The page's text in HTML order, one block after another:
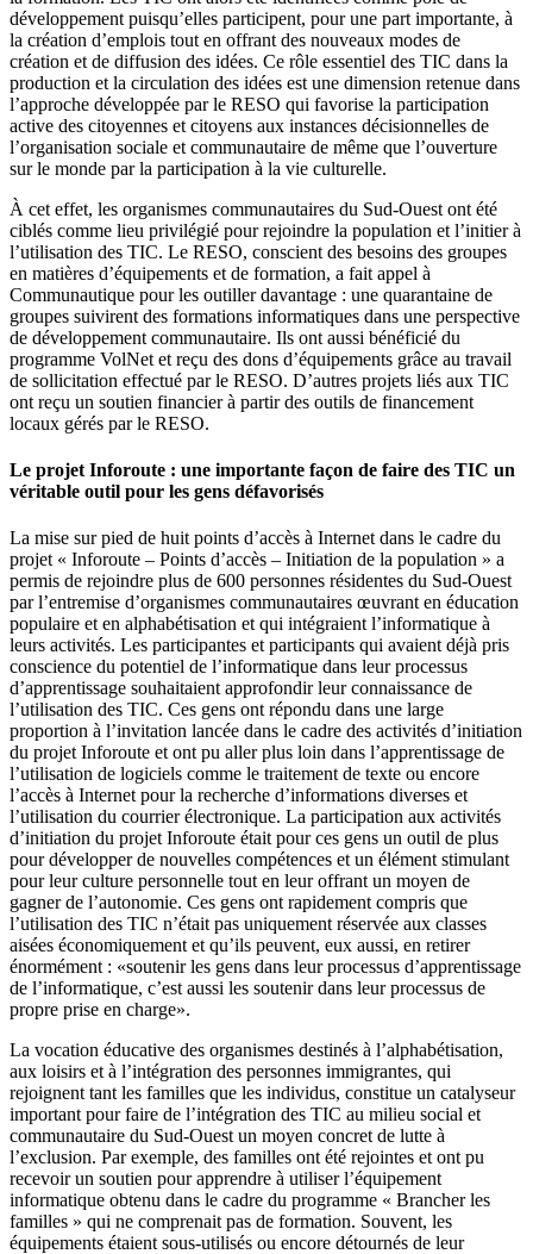
développement puisqu’elles participent, pour une part importante, à
la création d’emplois tout en offrant des nouveaux modes de
création et de diffusion des idées. Ce rôle essentiel des TIC dans la
production et la circulation des idées est une dimension retenue dans
l’approche développée par le RESO qui favorise la participation
active des citoyennes et citoyens aux instances décisionnelles de
l’organisation sociale et communautaire de même que l’ouverture
sur le monde par la participation à la vie culturelle.
À cet effet, les organismes communautaires du Sud-Ouest ont été
ciblés comme lieu privilégié pour rejoindre la population et l’initier à
l’utilisation des TIC. Le RESO, conscient des besoins des groupes
en matières d’équipements et de formation, a fait appel à
Communautique pour les outiller davantage : une quarantaine de
groupes suivirent des formations informatiques dans une perspective
de développement communautaire. Ils ont aussi bénéficié du
programme VolNet et reçu des dons d’équipements grâce au travail
de sollicitation effectué par le RESO. D’autres projets liés aux TIC
ont reçu un soutien financier à partir des outils de financement
locaux gérés par le RESO.
Le projet Inforoute : une importante façon de faire des TIC un
véritable outil pour les gens défavorisés
La mise sur pied de huit points d’accès à Internet dans le cadre du
projet « Inforoute – Points d’accès – Initiation de la population » a
permis de rejoindre plus de 600 personnes résidentes du Sud-Ouest
par l’entremise d’organismes communautaires œuvrant en éducation
populaire et en alphabétisation et qui intégraient l’informatique à
leurs activités. Les participantes et participants qui avaient déjà pris
conscience du potentiel de l’informatique dans leur processus
d’apprentissage souhaitaient approfondir leur connaissance de
l’utilisation des TIC. Ces gens ont répondu dans une large
proportion à l’invitation lancée dans le cadre des activités d’initiation
du projet Inforoute et ont pu aller plus loin dans l’apprentissage de
l’utilisation de logiciels comme le traitement de texte ou encore
l’accès à Internet pour la recherche d’informations diverses et
l’utilisation du courrier électronique. La participation aux activités
d’initiation du projet Inforoute était pour ces gens un outil de plus
pour développer de nouvelles compétences et un élément stimulant
pour leur culture personnelle tout en leur offrant un moyen de
gagner de l’autonomie. Ces gens ont rapidement compris que
l’utilisation des TIC n’était pas uniquement réservée aux classes
aisées économiquement et qu’ils peuvent, eux aussi, en retirer
énormément : «soutenir les gens dans leur processus d’apprentissage
de l’informatique, c’est aussi les soutenir dans leur processus de
propre prise en charge».
La vocation éducative des organismes destinés à l’alphabétisation,
aux loisirs et à l’intégration des personnes immigrantes, qui
rejoignent tant les familles que les individus, constitue un catalyseur
important pour faire de l’intégration des TIC au milieu social et
communautaire du Sud-Ouest un moyen concret de lutte à
l’exclusion. Par exemple, des familles ont été rejointes et ont pu
recevoir un soutien pour apprendre à utiliser l’équipement
informatique obtenu dans le cadre du programme « Brancher les
familles » qui ne comprenait pas de formation. Souvent, les
équipements étaient sous-utilisés ou encore détournés de leur